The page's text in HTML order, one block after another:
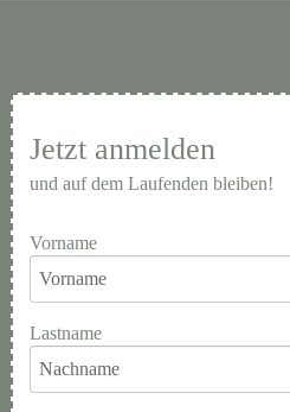
Jetzt anmelden
und auf dem Laufenden bleiben!
Vorname
Lastname